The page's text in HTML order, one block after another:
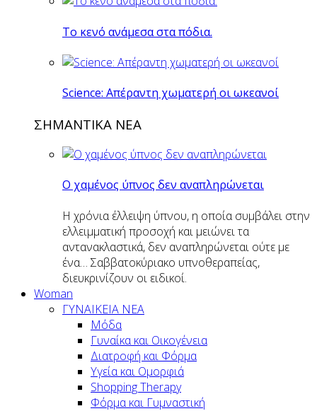
Το κενό ανάμεσα στα πόδια.
Science: Απέραντη χωματερή οι ωκεανοί
ΣΗΜΑΝΤΙΚΑ ΝΕΑ
Ο χαμένος ύπνος δεν αναπληρώνεται
Η χρόνια έλλειψη ύπνου, η οποία συμβάλει στην
ελλειμματική προσοχή και μειώνει τα
αντανακλαστικά, δεν αναπληρώνεται ούτε με
ένα… Σαββατοκύριακο υπνοθεραπείας,
διευκρινίζουν οι ειδικοί.
Woman
ΓΥΝΑΙΚΕΙΑ ΝΕΑ
Μόδα
Γυναίκα και Οικογένεια
Διατροφή και Φόρμα
Υγεία και Ομορφιά
Shopping Therapy
Φόρμα και Γυμναστική